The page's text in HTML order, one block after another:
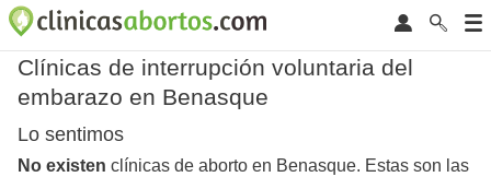
Clínicas de interrupción voluntaria del
embarazo en Benasque
Lo sentimos
No existen clínicas de aborto en Benasque. Estas son las